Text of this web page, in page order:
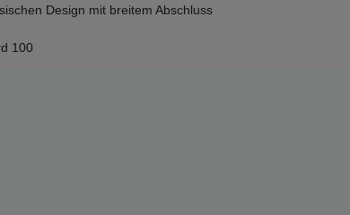
Design mit breitem Abschluss
100